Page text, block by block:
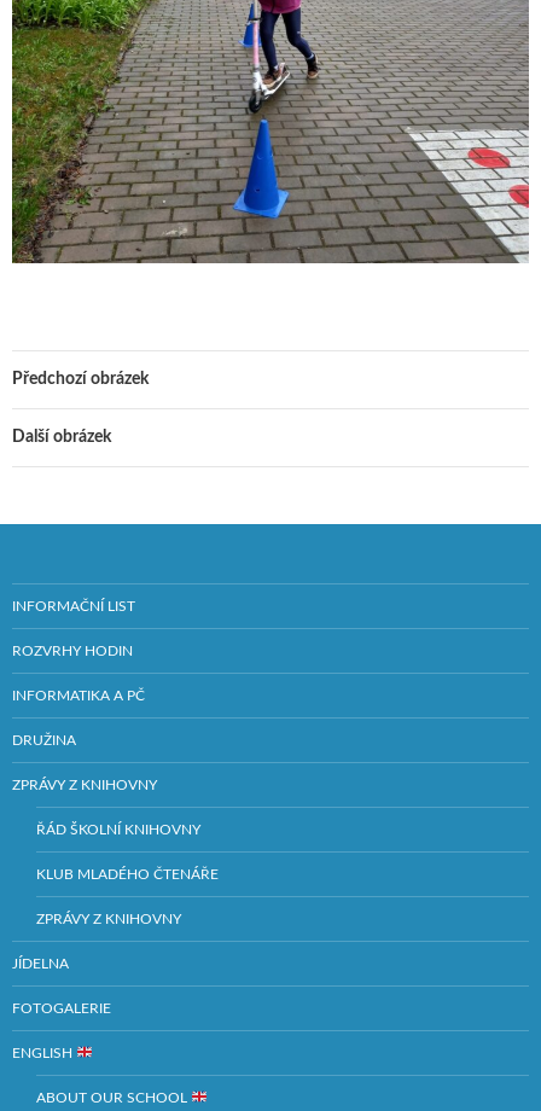
Předchozí obrázek
Další obrázek
INFORMAČNÍ LIST
ROZVRHY HODIN
INFORMATIKA A PČ
DRUŽINA
ZPRÁVY Z KNIHOVNY
ŘÁD ŠKOLNÍ KNIHOVNY
KLUB MLADÉHO ČTENÁŘE
ZPRÁVY Z KNIHOVNY
JÍDELNA
FOTOGALERIE
ENGLISH
ABOUT OUR SCHOOL